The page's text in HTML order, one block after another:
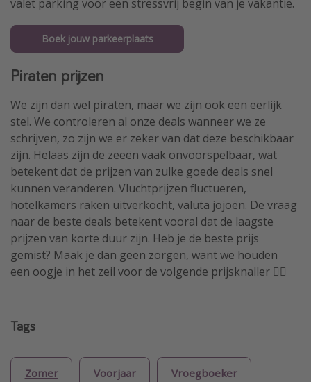
valet parking voor een stressvrij begin van je vakantie.
Boek jouw parkeerplaats
Piraten prijzen
We zijn dan wel piraten, maar we zijn ook een eerlijk
stel. We controleren al onze deals wanneer we ze
schrijven, zo zijn we er zeker van dat deze beschikbaar
zijn. Helaas zijn de zeeën vaak onvoorspelbaar, wat
betekent dat de prijzen van zulke goede deals snel
kunnen veranderen. Vluchtprijzen fluctueren,
hotelkamers raken uitverkocht, valuta jojoën. De vraag
naar de beste deals betekent vooral dat de laagste
prijzen van korte duur zijn. Heb je de beste prijs
gemist? Maak je dan geen zorgen, want we houden
een oogje in het zeil voor de volgende prijsknaller 🏴‍☠️
Tags
Zomer Voorjaar Vroegboeker